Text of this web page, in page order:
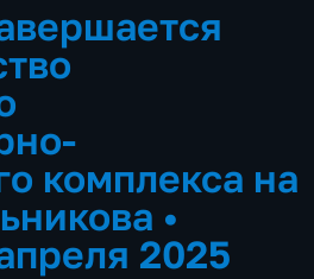
комплекса на
•
2025